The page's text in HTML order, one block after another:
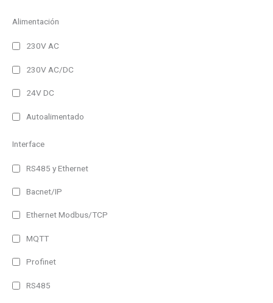
Alimentación
230V AC
230V AC/DC
24V DC
Autoalimentado
Interface
RS485 y Ethernet
Bacnet/IP
Ethernet Modbus/TCP
MQTT
Profinet
RS485